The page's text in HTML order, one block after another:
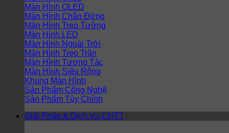
Màn Hình OLED
Màn Hình Chân Đứng
Màn Hình Treo Tường
Màn Hình LED
Màn Hình Ngoài Trời
Màn Hình Treo Trần
Màn Hình Tương Tác
Màn Hình Siêu Rộng
Khung Màn Hình
Sản Phẩm Công Nghệ
Sản Phẩm Tùy Chỉnh
Giải Pháp & Dịch Vụ CNTT